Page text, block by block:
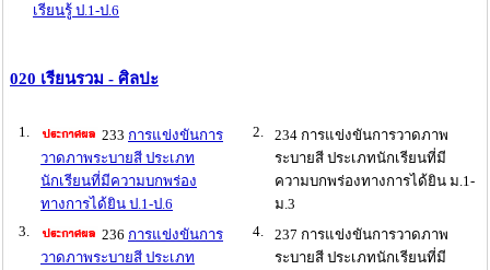
เรียนรู้ ป.1-ป.6
020 เรียนรวม - ศิลปะ
1. 233 การแข่งขันการ
วาดภาพระบายสี ประเภท
นักเรียนที่มีความบกพร่อง
ทางการได้ยิน ป.1-ป.6
2.
234 การแข่งขันการวาดภาพ
ระบายสี ประเภทนักเรียนที่มี
ความบกพร่องทางการได้ยิน ม.1-
ม.3
3.
236 การแข่งขันการ
วาดภาพระบายสี ประเภท
4.
237 การแข่งขันการวาดภาพ
ระบายสี ประเภทนักเรียนที่มี